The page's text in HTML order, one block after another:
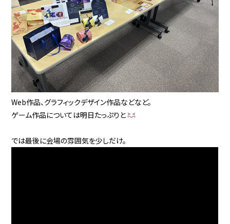
Web作品、グラフィックデザイン作品などなど。
ゲーム作品については明日たっぷりと
では最後に会場の雰囲気を少しだけ。